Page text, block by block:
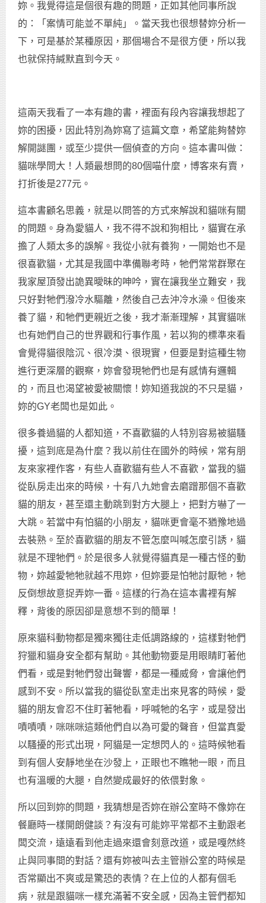
妳。我覺得這是個很有趣的問題，正如其他同事所說
的：「案情可能並不單純」。當天我也很想替妳分析一
下，可是基於某種原因，那個場合不是很方便，所以我
也就保持緘默直到今天。
這兩天我看了一本有趣的書，裡面有段內容讓我想起了
妳的困擾，因此特別為妳寫了這篇文章，希望能夠替妳
解開謎團，或至少提供一個偵查的方向。這本書叫做：
貓咪學問大！人類最想問的80個喵什麼，博客來有賣，
打折後是277元。
這本書顧名思義，就是以問答的方式來解說和貓咪有關
的問題。身為愛貓人，我不得不說和狗相比，貓實在承
擔了人類太多的誤解。我從小就有養狗，一開始也不是
很喜歡貓，尤其是我國中準備聯考時，牠們常常群聚在
我家屋頂發出詭異曖昧的呻吟，實在讓我坐立難安，我
只好對牠們潑冷水驅離，然後自己去沖冷水澡。但後來
養了貓，和牠們更親近之後，我才漸漸理解，其實貓咪
也有她們自己的世界觀和行事作風，若以狗的標準來看
會覺得貓很陰沉、很冷漠、很現實，但要是對這種生物
進行更深層的觀察，妳會發現牠們也是有感情有邏輯
的，而且也渴望被愛被關懷！妳知道我說的不只是貓，
妳的GY老闆也是如此。
很多養過貓的人都知道，不喜歡貓的人特別容易被貓騷
擾，這到底是為什麼？我以前住在國外的時候，常有朋
友來家裡作客，有些人喜歡貓有些人不喜歡，當我的貓
從臥房走出來的時候，十有八九她會去磨蹭那個不喜歡
貓的朋友，甚至還主動跳到對方大腿上，把對方嚇了一
大跳。若當中有怕貓的小朋友，貓咪更會毫不猶豫地過
去裝熟。至於喜歡貓的朋友不管怎麼叫喊怎麼引誘，貓
就是不理牠們。於是很多人就覺得貓真是一種古怪的動
物，妳越愛牠牠就越不甩妳，但妳要是怕牠討厭牠，牠
反倒想故意捉弄妳一番。這樣的行為在這本書裡有解
釋，背後的原因卻是意想不到的簡單！
原來貓科動物都是獨來獨往走低調路線的，這樣對牠們
狩獵和貓身安全都有幫助。其他動物要是用眼睛盯著他
們看，或是對牠們發出聲響，都是一種威脅，會讓他們
感到不安。所以當我的貓從臥室走出來見客的時候，愛
貓的朋友會忍不住盯著牠看，呼喊牠的名字，或是發出
嘖嘖嘖，咪咪咪這類他們自以為可愛的聲音，但當真愛
以騷擾的形式出現，阿貓是一定想閃人的。這時候牠看
到有個人安靜地坐在沙發上，正眼也不瞧牠一眼，而且
也有溫暖的大腿，自然變成最好的依偎對象。
所以回到妳的問題，我猜想是否妳在辦公室時不像妳在
餐廳時一樣開朗健談？有沒有可能妳平常都不主動跟老
闆交流，遠遠看到他走過來還會刻意改道，或是嘎然終
止與同事間的對話？還有妳被叫去主管辦公室的時候是
否常顯出不爽或是驚恐的表情？在上位的人都有個毛
病，就是跟貓咪一樣充滿著不安全感，因為主管們都知